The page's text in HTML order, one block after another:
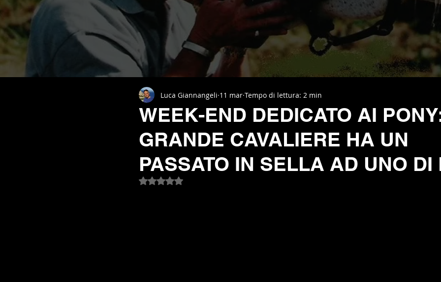
WEEK-END DEDICATO AI
GRANDE CAVALIERE HA UN
PASSATO IN SELLA AD UNO DI
Luca Giannangeli 11 mar Tempo di lettura: 2 min
Valutazione NaN stelle su 5.